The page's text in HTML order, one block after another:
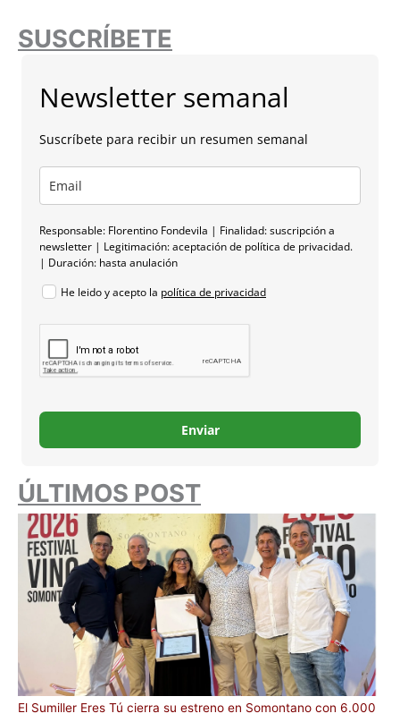
SUSCRÍBETE
Newsletter semanal
Suscríbete para recibir un resumen semanal
Responsable: Florentino Fondevila | Finalidad: suscripción a
newsletter | Legitimación: aceptación de política de privacidad.
| Duración: hasta anulación
He leido y acepto la política de privacidad
Enviar
ÚLTIMOS POST
El Sumiller Eres Tú cierra su estreno en Somontano con 6.000